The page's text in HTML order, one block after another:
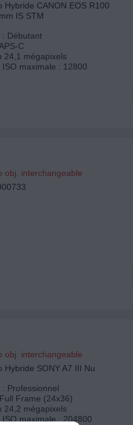
Hybride CANON EOS R100
IS STM
: Débutant
C
24,1 mégapixels
ISO maximale : 12800
obj. interchangeable
obj. interchangeable
Hybride SONY A7 III Nu
Professionnel
Frame (24x36)
24,2 mégapixels
ISO maximale : 204800